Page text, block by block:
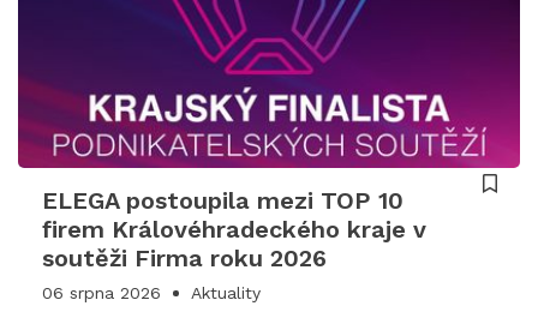
ELEGA postoupila mezi TOP 10
firem Královéhradeckého kraje v
soutěži Firma roku 2026
06 srpna 2026 Aktuality